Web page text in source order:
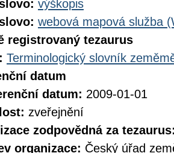
výškopis
webová mapová služba
registrovaný tezaurus
Terminologický slovník
datum
datum: 2009-01-01
zveřejnění
zodpovědná za
organizace: Český úřad